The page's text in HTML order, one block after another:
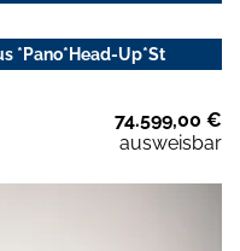
*Pano*Head-Up*St
74.599,00 €
ausweisbar